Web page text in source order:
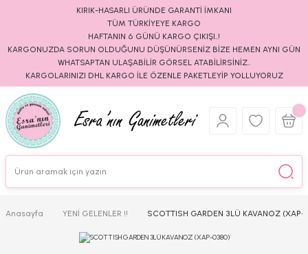
KIRIK-HASARLI ÜRÜNDE GARANTİ İMKANI
TÜM TÜRKİYEYE KARGO
HAFTANIN 6 GÜNÜ KARGO ÇIKIŞI..!
KARGONUZDA SORUN OLDUĞUNU DÜŞÜNÜRSENİZ BİZE HEMEN AYNI GÜN
WHATSAPTAN ULAŞABİLİR GÖRSEL ATABİLİRSİNİZ..
KARGOLARINIZI DHL KARGO İLE ÖZENLE PAKETLEYİP YOLLUYORUZ
Anasayfa YENİ GELENLER !! SCOTTISH GARDEN 3LÜ KAVANOZ